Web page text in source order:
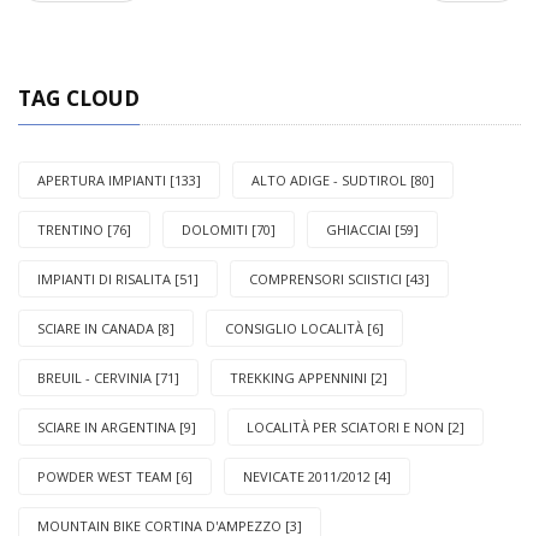
TAG CLOUD
APERTURA IMPIANTI [133] ALTO ADIGE - SUDTIROL [80]
TRENTINO [76] DOLOMITI [70] GHIACCIAI [59]
IMPIANTI DI RISALITA [51] COMPRENSORI SCIISTICI [43]
SCIARE IN CANADA [8] CONSIGLIO LOCALITÀ [6]
BREUIL - CERVINIA [71] TREKKING APPENNINI [2]
SCIARE IN ARGENTINA [9] LOCALITÀ PER SCIATORI E NON [2]
POWDER WEST TEAM [6] NEVICATE 2011/2012 [4]
MOUNTAIN BIKE CORTINA D'AMPEZZO [3]